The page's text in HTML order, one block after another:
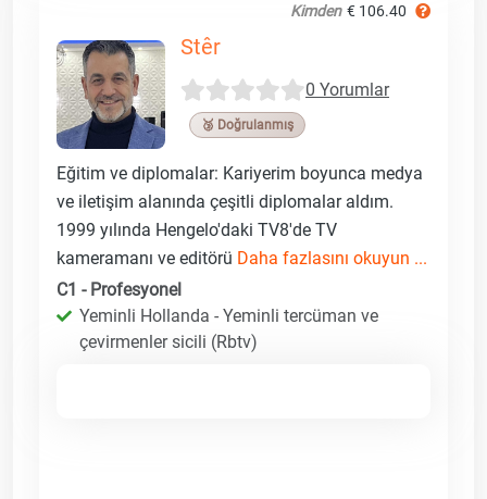
Kimden € 106.40
Stêr
0 Yorumlar
🥉 Doğrulanmış
Eğitim ve diplomalar: Kariyerim boyunca medya
ve iletişim alanında çeşitli diplomalar aldım.
1999 yılında Hengelo'daki TV8'de TV
kameramanı ve editörü Daha fazlasını okuyun ...
C1 - Profesyonel
Yeminli Hollanda - Yeminli tercüman ve
çevirmenler sicili (Rbtv)